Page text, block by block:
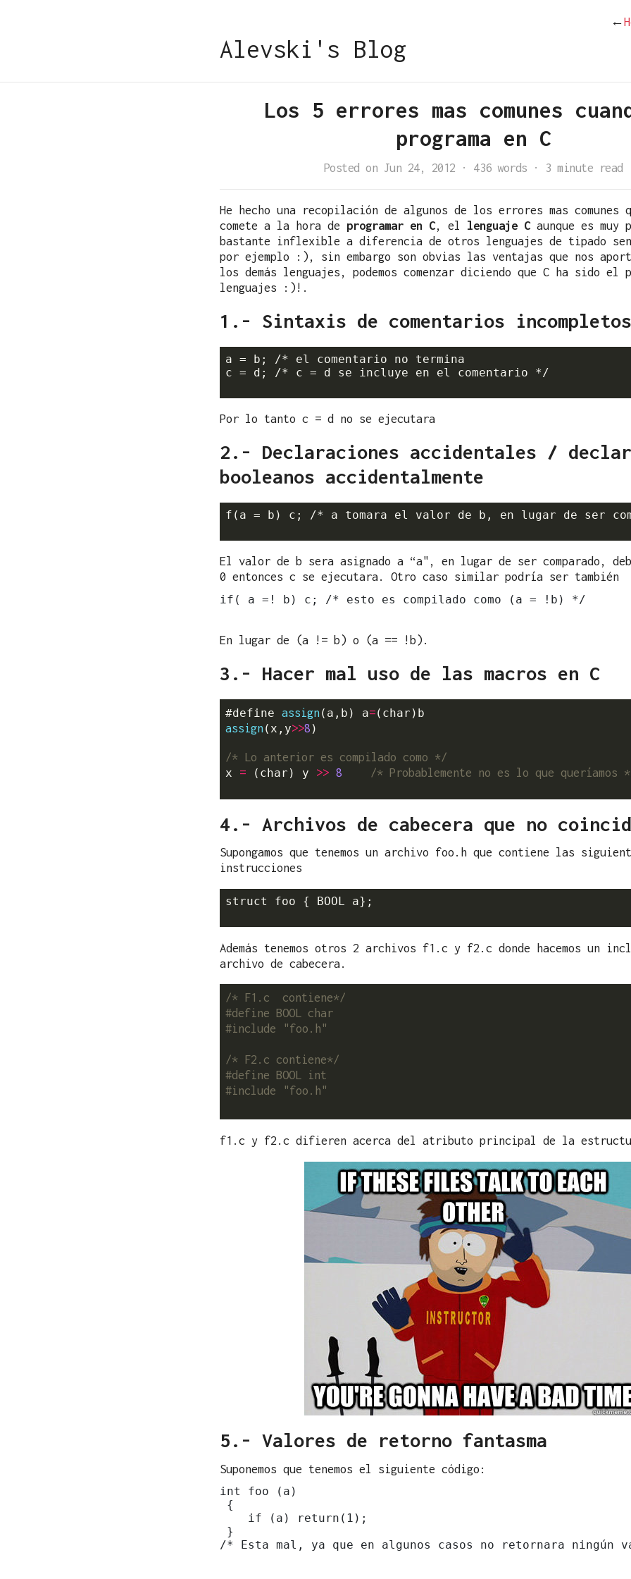
←
Alevski's Blog
Los 5 errores mas comunes
programa en C
Posted on Jun 24, 2012 · 436 words · 3 minute read
He hecho una recopilación de algunos de los errores mas comunes
comete a la hora de programar en C, el lenguaje Caunque es muy
bastante inflexible a diferencia de otros lenguajes de tipado
por ejemplo :), sin embargo son obvias las ventajas que nos
los demás lenguajes, podemos comenzar diciendo que C ha sido el
lenguajes :)!.
1.- Sintaxis de comentarios incompletos
a = b; /* el comentario no termina
c = d; /* c = d se incluye en el comentario */
Por lo tanto c = d no se ejecutara
2.- Declaraciones accidentales /
booleanos accidentalmente
f(a = b) c; /* a tomara el valor de b, en lugar de ser
El valor de b sera asignado a “a", en lugar de ser comparado,
0 entonces c se ejecutara. Otro caso similar podría ser también
if( a =! b) c; /* esto es compilado como (a = !b) */
En lugar de (a != b) o (a == !b).
3.- Hacer mal uso de las macros en C
#define assign (a,b) a=
assign (x,y>>8 )
/* Lo anterior es compilado como */
x = (char) y >> 8 /* Probablemente no es lo que queríamos
4.- Archivos de cabecera que no
Supongamos que tenemos un archivo foo.h que contiene las
instrucciones
struct foo { BOOL a};
Además tenemos otros 2 archivos f1.c y f2.c donde hacemos un
archivo de cabecera.
/* F1.c  contiene*/
#include
"foo.h"
/* F2.c contiene*/
#include
"foo.h"
f1.c y f2.c difieren acerca del atributo principal de la
5.- Valores de retorno fantasma
Suponemos que tenemos el siguiente código:
int foo (a)
{
    if (a) return(1);
}
/* Esta mal, ya que en algunos casos no retornara ningún